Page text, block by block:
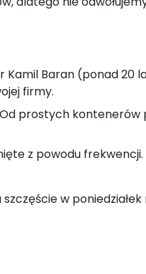
Baran (ponad 20
firmy.
prostych
z powodu
w